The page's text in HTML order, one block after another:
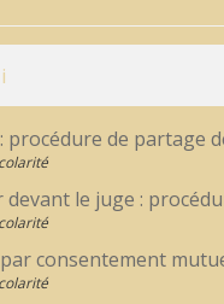
procédure de partage
devant le juge :
consentement